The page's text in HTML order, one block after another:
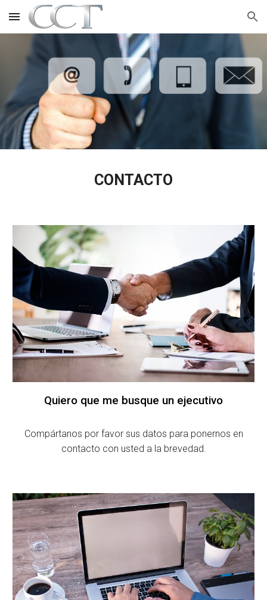
Skip to main content Skip to navigation
CONTACTO
Quiero que me busque un ejecutivo
Compártanos por favor sus datos para ponernos en
contacto con usted a la brevedad.